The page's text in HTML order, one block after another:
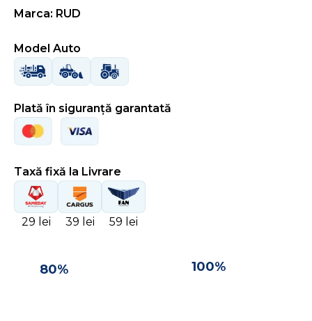
Marca: RUD
Model Auto
Plată în siguranță garantată
Taxă fixă la Livrare
29 lei 39 lei 59 lei
80% 100%